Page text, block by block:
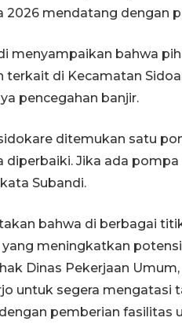
2026 mendatang dengan
menyampaikan bahwa
terkait di Kecamatan
pencegahan banjir.
ditemukan satu
diperbaiki. Jika ada
Subandi.
bahwa di berbagai
meningkatkan
Dinas Pekerjaan
untuk segera mengatasi
pemberian fasilitas